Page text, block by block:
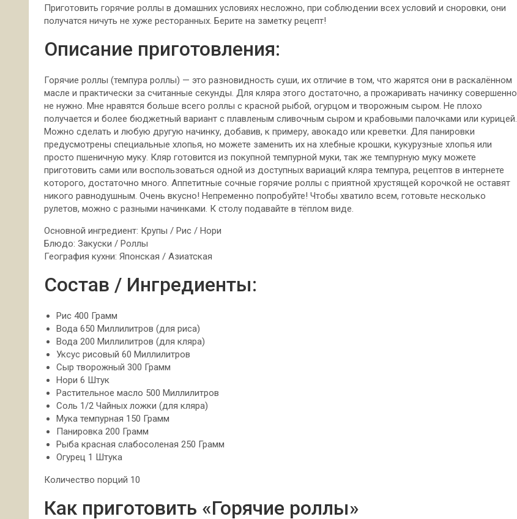
Приготовить горячие роллы в домашних условиях несложно, при соблюдении всех условий и сноровки, они
получатся ничуть не хуже ресторанных. Берите на заметку рецепт!
Описание приготовления:
Горячие роллы (темпура роллы) — это разновидность суши, их отличие в том, что жарятся они в раскалённом
масле и практически за считанные секунды. Для кляра этого достаточно, а прожаривать начинку совершенно
не нужно. Мне нравятся больше всего роллы с красной рыбой, огурцом и творожным сыром. Не плохо
получается и более бюджетный вариант с плавленым сливочным сыром и крабовыми палочками или курицей.
Можно сделать и любую другую начинку, добавив, к примеру, авокадо или креветки. Для панировки
предусмотрены специальные хлопья, но можете заменить их на хлебные крошки, кукурузные хлопья или
просто пшеничную муку. Кляр готовится из покупной темпурной муки, так же темпурную муку можете
приготовить сами или воспользоваться одной из доступных вариаций кляра темпура, рецептов в интернете
которого, достаточно много. Аппетитные сочные горячие роллы с приятной хрустящей корочкой не оставят
никого равнодушным. Очень вкусно! Непременно попробуйте! Чтобы хватило всем, готовьте несколько
рулетов, можно с разными начинками. К столу подавайте в тёплом виде.
Основной ингредиент: Крупы / Рис / Нори
Блюдо: Закуски / Роллы
География кухни: Японская / Азиатская
Состав / Ингредиенты:
Рис 400 Грамм
Вода 650 Миллилитров (для риса)
Вода 200 Миллилитров (для кляра)
Уксус рисовый 60 Миллилитров
Сыр творожный 300 Грамм
Нори 6 Штук
Растительное масло 500 Миллилитров
Соль 1/2 Чайных ложки (для кляра)
Мука темпурная 150 Грамм
Панировка 200 Грамм
Рыба красная слабосоленая 250 Грамм
Огурец 1 Штука
Количество порций 10
Как приготовить «Горячие роллы»